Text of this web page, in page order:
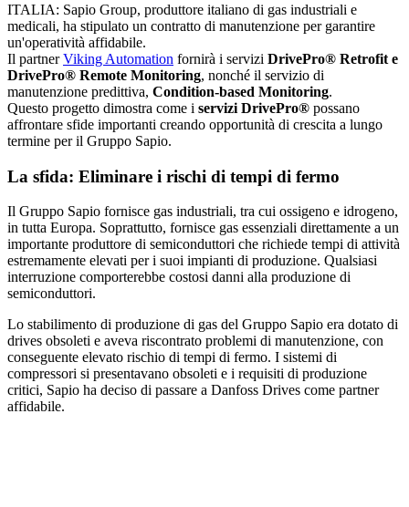
ITALIA: Sapio Group, produttore italiano di gas industriali e
medicali, ha stipulato un contratto di manutenzione per garantire
un'operatività affidabile.
Il partnerViking Automation fornirà i servizi DrivePro® Retrofit e
DrivePro® Remote Monitoring, nonché il servizio di
manutenzione predittiva, Condition-based Monitoring.
Questo progetto dimostra come i servizi DrivePro® possano
affrontare sfide importanti creando opportunità di crescita a lungo
termine per il Gruppo Sapio.
La sfida: Eliminare i rischi di tempi di fermo
Il Gruppo Sapio fornisce gas industriali, tra cui ossigeno e idrogeno,
in tutta Europa. Soprattutto, fornisce gas essenziali direttamente a un
importante produttore di semiconduttori che richiede tempi di attività
estremamente elevati per i suoi impianti di produzione. Qualsiasi
interruzione comporterebbe costosi danni alla produzione di
semiconduttori.
Lo stabilimento di produzione di gas del Gruppo Sapio era dotato di
drives obsoleti e aveva riscontrato problemi di manutenzione, con
conseguente elevato rischio di tempi di fermo. I sistemi di
compressori si presentavano obsoleti e i requisiti di produzione
critici, Sapio ha deciso di passare a Danfoss Drives come partner
affidabile.